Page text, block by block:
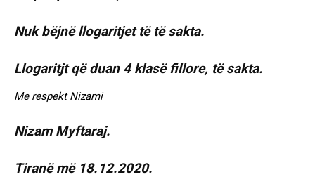
Nuk bëjnë llogaritjet të të sakta.
Llogaritjt që duan 4 klasë fillore, të sakta.
Me respekt Nizami
Nizam Myftaraj.
Tiranë më 18.12.2020.